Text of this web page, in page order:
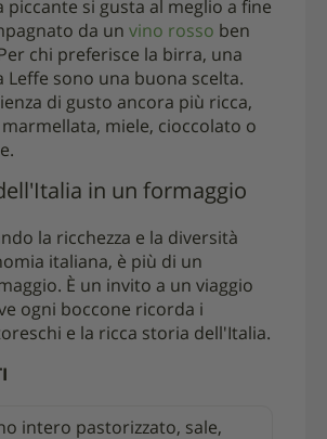
piccante si gusta al meglio a fine
da un vino rosso ben
chi preferisce la birra, una
Leffe sono una buona scelta.
di gusto ancora più ricca,
miele, cioccolato o
in un formaggio
la ricchezza e la diversità
italiana, è più di un
È un invito a un viaggio
ogni boccone ricorda i
e la ricca storia dell'Italia.
intero pastorizzato, sale,